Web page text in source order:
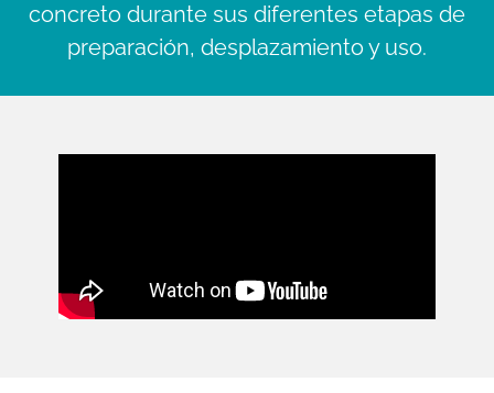
concreto durante sus diferentes etapas de
preparación, desplazamiento y uso.